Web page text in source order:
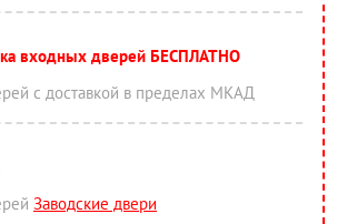
входных дверей БЕСПЛАТНО
с доставкой в пределах МКАД
Заводские двери